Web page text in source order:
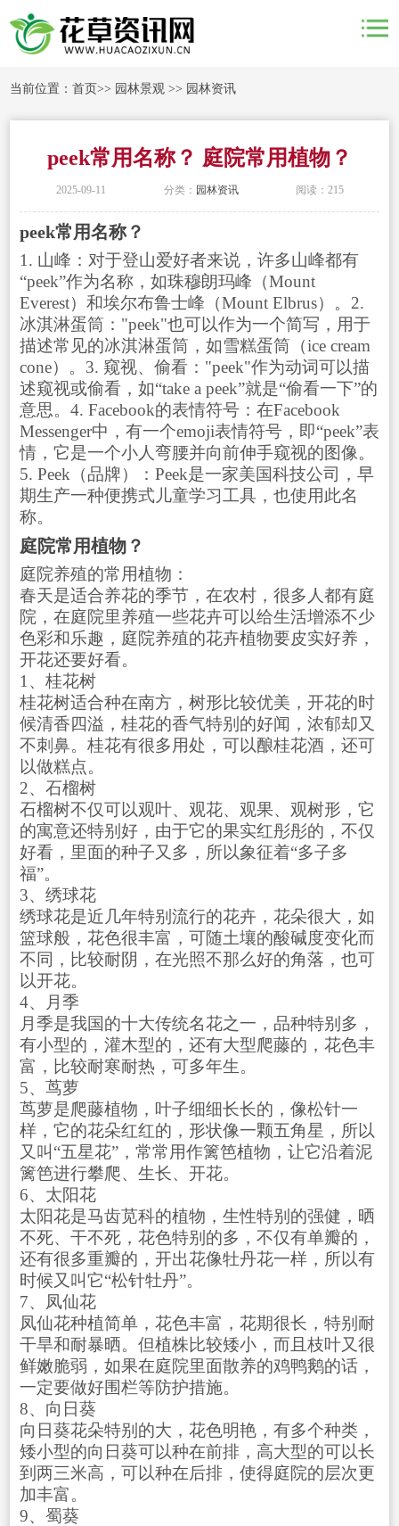
当前位置：首页>> 园林景观 >> 园林资讯
peek常用名称？ 庭院常用植物？
2025-09-11 分类： 园林资讯 阅读：215
peek常用名称？
1. 山峰：对于登山爱好者来说，许多山峰都有
“peek”作为名称，如珠穆朗玛峰（Mount
Everest）和埃尔布鲁士峰（Mount Elbrus）。2.
冰淇淋蛋筒："peek"也可以作为一个简写，用于
描述常见的冰淇淋蛋筒，如雪糕蛋筒（ice cream
cone）。3. 窥视、偷看："peek"作为动词可以描
述窥视或偷看，如“take a peek”就是“偷看一下”的
意思。4. Facebook的表情符号：在Facebook
Messenger中，有一个emoji表情符号，即“peek”表
情，它是一个小人弯腰并向前伸手窥视的图像。
5. Peek（品牌）：Peek是一家美国科技公司，早
期生产一种便携式儿童学习工具，也使用此名
称。
庭院常用植物？
庭院养殖的常用植物：
春天是适合养花的季节，在农村，很多人都有庭
院，在庭院里养殖一些花卉可以给生活增添不少
色彩和乐趣，庭院养殖的花卉植物要皮实好养，
开花还要好看。
1、桂花树
桂花树适合种在南方，树形比较优美，开花的时
候清香四溢，桂花的香气特别的好闻，浓郁却又
不刺鼻。桂花有很多用处，可以酿桂花酒，还可
以做糕点。
2、石榴树
石榴树不仅可以观叶、观花、观果、观树形，它
的寓意还特别好，由于它的果实红彤彤的，不仅
好看，里面的种子又多，所以象征着“多子多
福”。
3、绣球花
绣球花是近几年特别流行的花卉，花朵很大，如
篮球般，花色很丰富，可随土壤的酸碱度变化而
不同，比较耐阴，在光照不那么好的角落，也可
以开花。
4、月季
月季是我国的十大传统名花之一，品种特别多，
有小型的，灌木型的，还有大型爬藤的，花色丰
富，比较耐寒耐热，可多年生。
5、茑萝
茑萝是爬藤植物，叶子细细长长的，像松针一
样，它的花朵红红的，形状像一颗五角星，所以
又叫“五星花”，常常用作篱笆植物，让它沿着泥
篱笆进行攀爬、生长、开花。
6、太阳花
太阳花是马齿苋科的植物，生性特别的强健，晒
不死、干不死，花色特别的多，不仅有单瓣的，
还有很多重瓣的，开出花像牡丹花一样，所以有
时候又叫它“松针牡丹”。
7、凤仙花
凤仙花种植简单，花色丰富，花期很长，特别耐
干旱和耐暴晒。但植株比较矮小，而且枝叶又很
鲜嫩脆弱，如果在庭院里面散养的鸡鸭鹅的话，
一定要做好围栏等防护措施。
8、向日葵
向日葵花朵特别的大，花色明艳，有多个种类，
矮小型的向日葵可以种在前排，高大型的可以长
到两三米高，可以种在后排，使得庭院的层次更
加丰富。
9、蜀葵